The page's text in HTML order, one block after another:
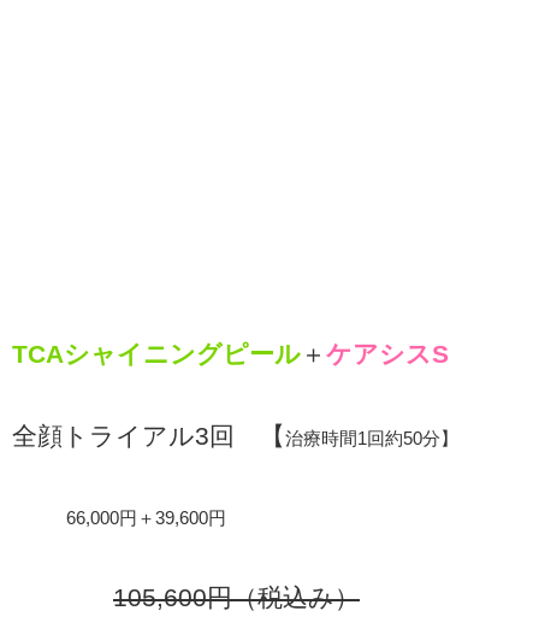
TCAシャイニングピール ＋ ケアシスS
全顔トライアル3回 【治療時間1回約50分】
66,000円＋39,600円
105,600円（税込み）